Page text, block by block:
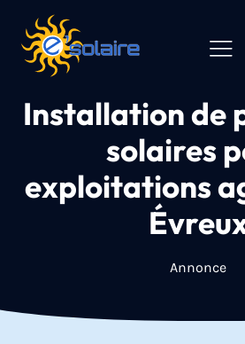
Installation de
solaires
exploitations
Annonce